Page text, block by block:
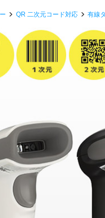
QR 二次元コード対応 有線